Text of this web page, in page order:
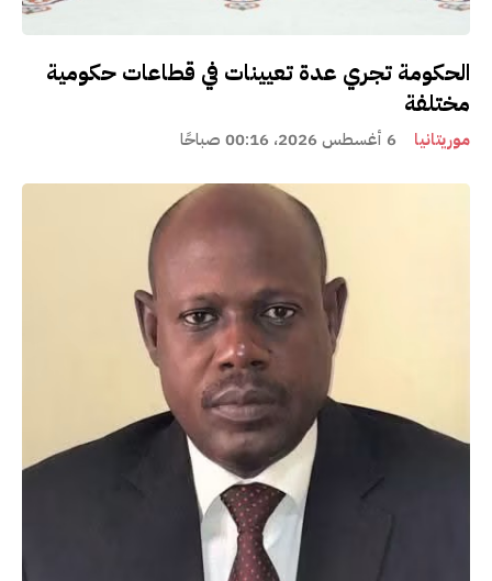
الحكومة تجري عدة تعيينات في قطاعات حكومية
مختلفة
موريتانيا 6 أغسطس 2026، 00:16 صباحًا